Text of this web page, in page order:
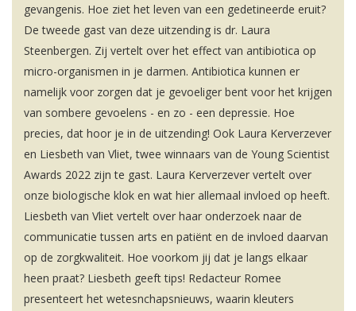
gevangenis. Hoe ziet het leven van een gedetineerde eruit?
De tweede gast van deze uitzending is dr. Laura
Steenbergen. Zij vertelt over het effect van antibiotica op
micro-organismen in je darmen. Antibiotica kunnen er
namelijk voor zorgen dat je gevoeliger bent voor het krijgen
van sombere gevoelens - en zo - een depressie. Hoe
precies, dat hoor je in de uitzending! Ook Laura Kerverzever
en Liesbeth van Vliet, twee winnaars van de Young Scientist
Awards 2022 zijn te gast. Laura Kerverzever vertelt over
onze biologische klok en wat hier allemaal invloed op heeft.
Liesbeth van Vliet vertelt over haar onderzoek naar de
communicatie tussen arts en patiënt en de invloed daarvan
op de zorgkwaliteit. Hoe voorkom jij dat je langs elkaar
heen praat? Liesbeth geeft tips! Redacteur Romee
presenteert het wetesnchapsnieuws, waarin kleuters